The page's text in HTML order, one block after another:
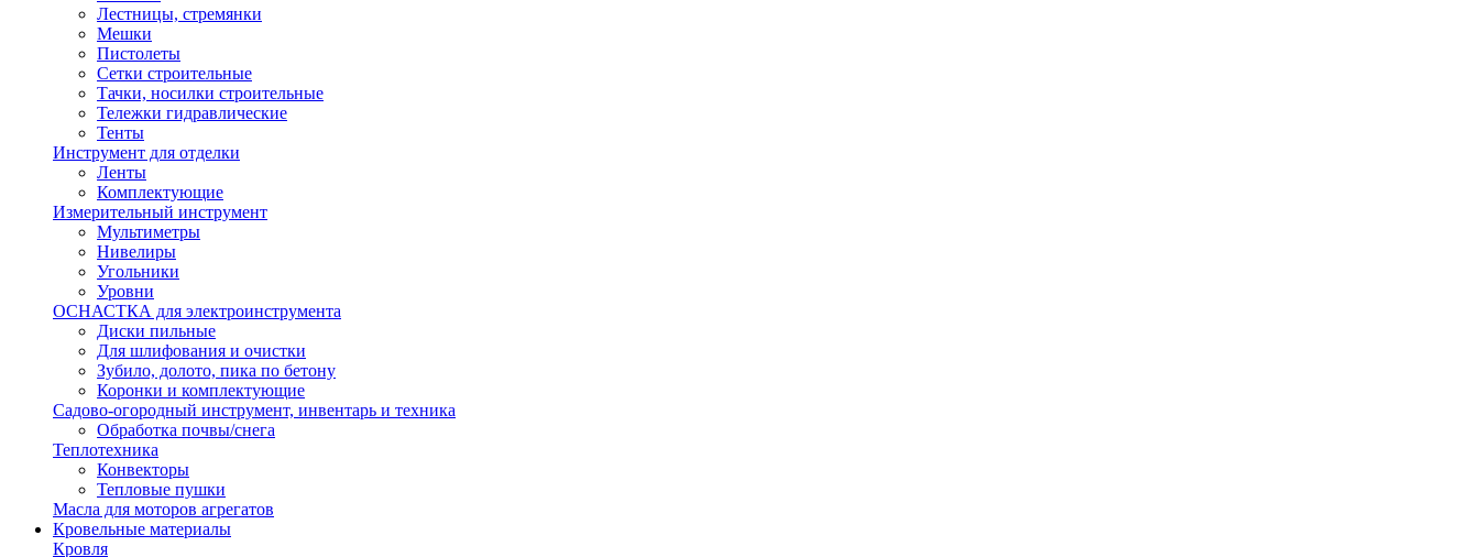
Лестницы, стремянки
Мешки
Пистолеты
Сетки строительные
Тачки, носилки строительные
Тележки гидравлические
Тенты
Инструмент для отделки
Ленты
Комплектующие
Измерительный инструмент
Мультиметры
Нивелиры
Угольники
Уровни
ОСНАСТКА для электроинструмента
Диски пильные
Для шлифования и очистки
Зубило, долото, пика по бетону
Коронки и комплектующие
Садово-огородный инструмент, инвентарь и техника
Обработка почвы/снега
Теплотехника
Конвекторы
Тепловые пушки
Масла для моторов агрегатов
Кровельные материалы
Кровля